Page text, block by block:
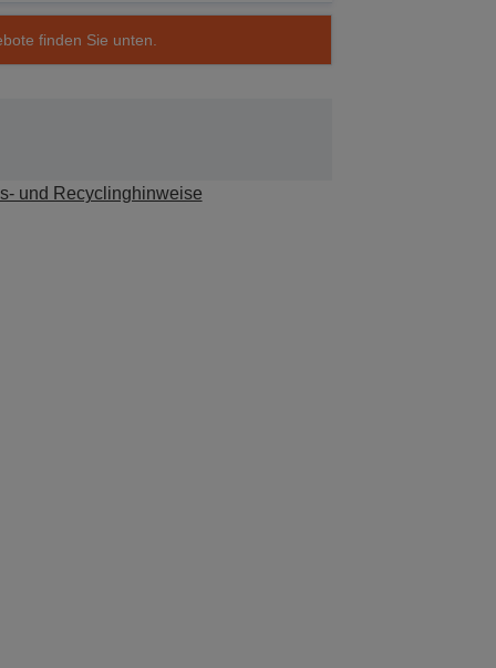
finden Sie unten.
und Recyclinghinweise